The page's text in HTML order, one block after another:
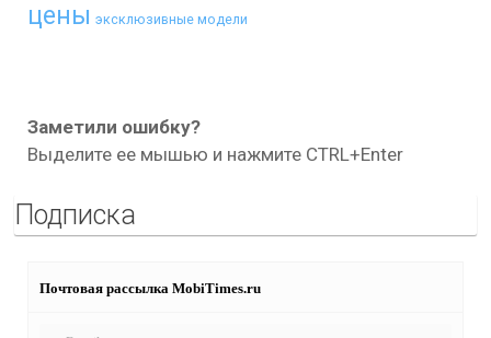
цены эксклюзивные модели
Заметили ошибку?
Выделите ее мышью и нажмите CTRL+Enter
Подписка
Почтовая рассылка MobiTimes.ru